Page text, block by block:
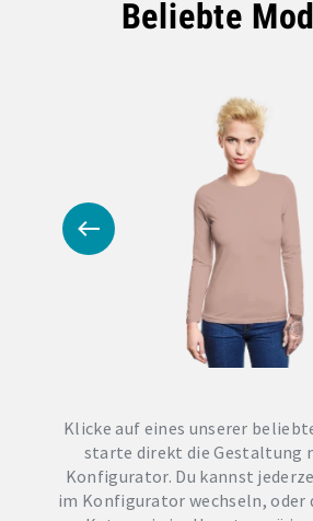
Beliebte
Klicke auf eines unserer
starte direkt die Gestaltung
Konfigurator. Du kannst
im Konfigurator wechseln, oder